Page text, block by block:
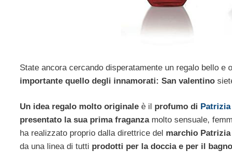
State ancora cercando disperatamente un regalo bello
importante quello degli innamorati: San valentino
Un idea regalo molto originale è il profumo di Patrizia
presentato la sua prima fraganzamolto sensuale,
ha realizzato proprio dalla direttrice del marchio
da una linea di tutti prodotti per la doccia e per il bagno